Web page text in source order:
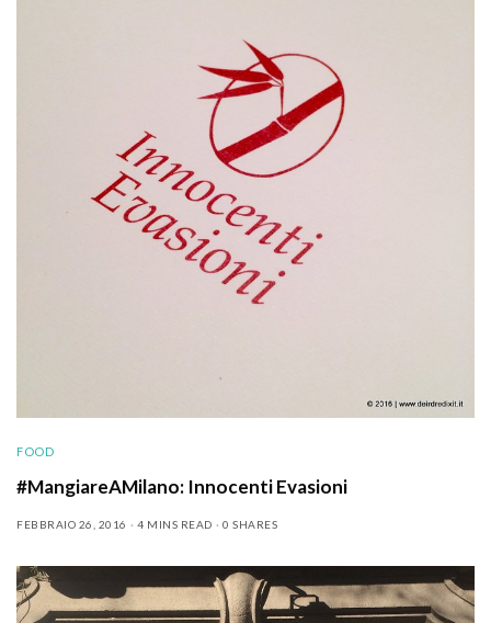
FOOD
#MangiareAMilano: Innocenti Evasioni
FEBBRAIO 26, 2016 4 MINS READ 0 SHARES